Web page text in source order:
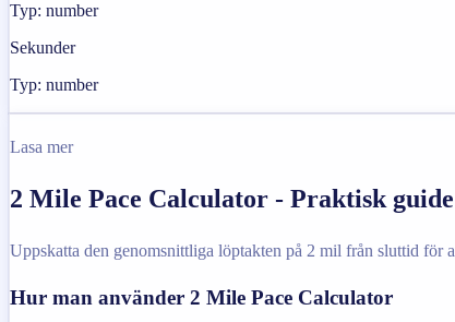
Typ: number
Sekunder
Typ: number
Lasa mer
2 Mile Pace Calculator - Praktisk
Uppskatta den genomsnittliga löptakten på 2 mil från sluttid för
Hur man använder 2 Mile Pace Calculator